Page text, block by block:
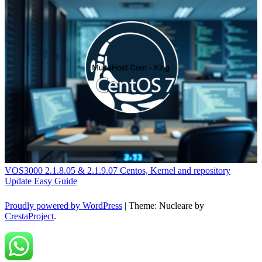
VOS3000 2.1.8.05 & 2.1.9.07 Centos, Kernel and repository
Update Easy Guide
Proudly powered by WordPress | Theme: Nucleare by
CrestaProject.
Back to top